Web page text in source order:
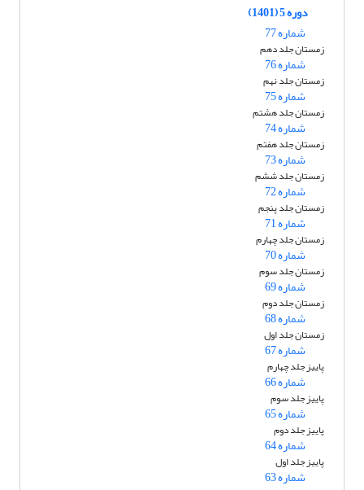
دوره 5 (1401)
شماره 77
زمستان جلد دهم
شماره 76
زمستان جلد نهم
شماره 75
زمستان جلد هشتم
شماره 74
زمستان جلد هفتم
شماره 73
زمستان جلد ششم
شماره 72
زمستان جلد پنجم
شماره 71
زمستان جلد چهارم
شماره 70
زمستان جلد سوم
شماره 69
زمستان جلد دوم
شماره 68
زمستان جلد اول
شماره 67
پاییز جلد چهارم
شماره 66
پاییز جلد سوم
شماره 65
پاییز جلد دوم
شماره 64
پاییز جلد اول
شماره 63